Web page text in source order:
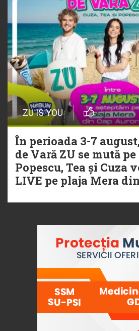
ZU IS YOU
În perioada 3-7
de Vară ZU se mută
Popescu, Tea și Cuza
LIVE pe plaja Mera